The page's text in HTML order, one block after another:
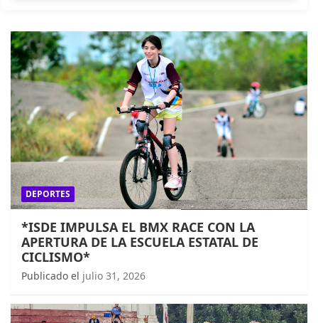
DEPORTES
*ISDE IMPULSA EL BMX RACE CON LA
APERTURA DE LA ESCUELA ESTATAL DE
CICLISMO*
Publicado el julio 31, 2026